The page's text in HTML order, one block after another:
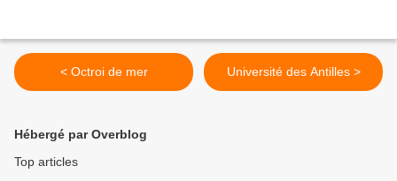
< Octroi de mer Université des Antilles >
Hébergé par Overblog
Top articles